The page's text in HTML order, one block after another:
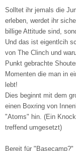
Solltet ihr jemals die
erleben, werdet ihr
billige Attitude sind,
Und das ist eigentlcih
von The Clinch und
Punkt gebrachte
Momenten die man in
lebt!
Dies beginnt mit dem
einen Boxring von
"Atoms" hin. (Ein
treffend umgesetzt)
Bereit für